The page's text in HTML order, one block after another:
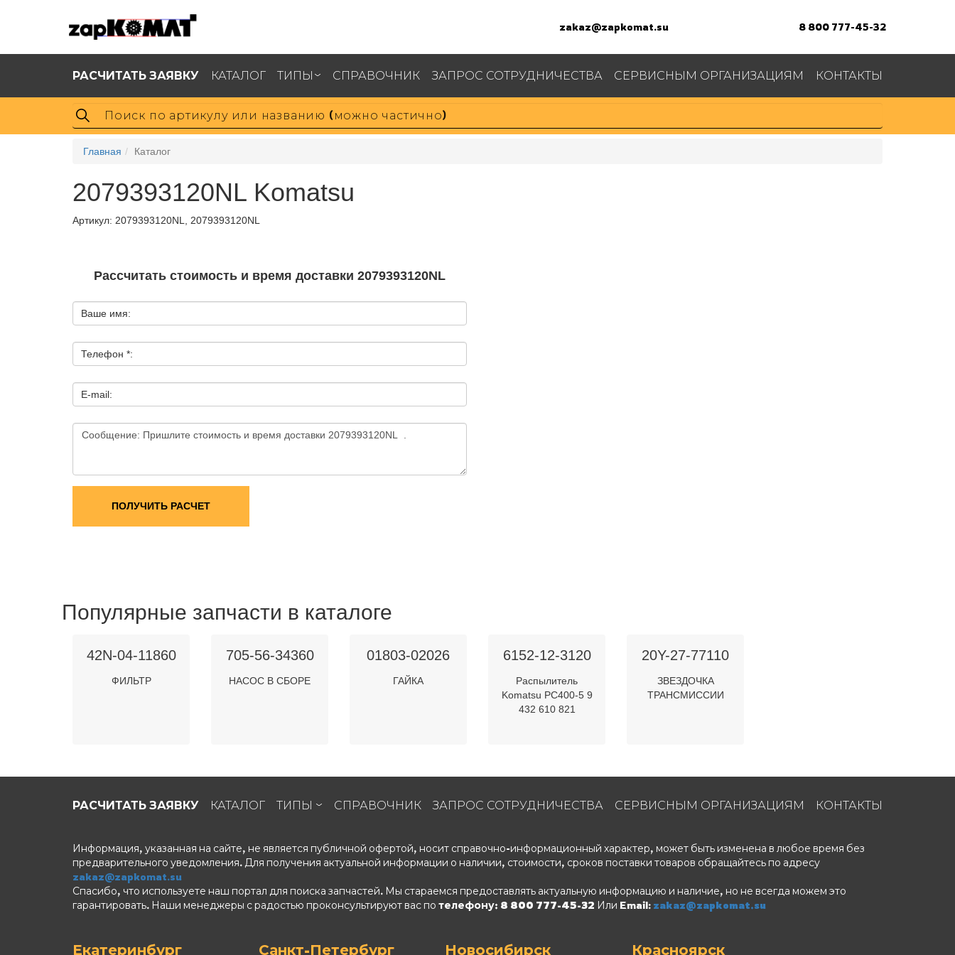
zakaz@zapkomat.su 8 800 777-45-32
РАСЧИТАТЬ ЗАЯВКУ КАТАЛОГ ТИПЫ СПРАВОЧНИК ЗАПРОС СОТРУДНИЧЕСТВА СЕРВИСНЫМ ОРГАНИЗАЦИЯМ КОНТАКТЫ
Главная Каталог
2079393120NL Komatsu
Артикул: 2079393120NL, 2079393120NL
Рассчитать стоимость и время доставки 2079393120NL
Ваше имя:
Телефон *:
E-mail:
ПОЛУЧИТЬ РАСЧЕТ
Популярные запчасти в каталоге
42N-04-11860
ФИЛЬТР
705-56-34360
НАСОС В СБОРЕ
01803-02026
ГАЙКА
6152-12-3120
Распылитель
Komatsu PC400-5 9
432 610 821
20Y-27-77110
ЗВЕЗДОЧКА
ТРАНСМИССИИ
РАСЧИТАТЬ ЗАЯВКУ КАТАЛОГ ТИПЫ СПРАВОЧНИК ЗАПРОС СОТРУДНИЧЕСТВА СЕРВИСНЫМ ОРГАНИЗАЦИЯМ КОНТАКТЫ
Информация, указанная на сайте, не является публичной офертой, носит справочно-информационный характер, может быть изменена в любое время без
предварительного уведомления. Для получения актуальной информации о наличии, стоимости, сроков поставки товаров обращайтесь по адресу
zakaz@zapkomat.su
Спасибо, что используете наш портал для поиска запчастей. Мы стараемся предоставлять актуальную информацию и наличие, но не всегда можем это
гарантировать. Наши менеджеры с радостью проконсультируют вас по телефону: 8 800 777-45-32 Или Email: zakaz@zapkomat.su
Екатеринбург Санкт-Петербург Новосибирск Красноярск